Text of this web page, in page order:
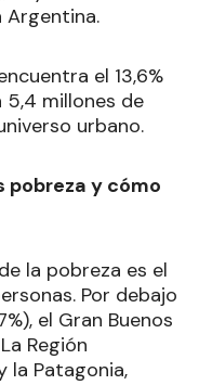
Argentina.
el 13,6%
5,4 millones de
urbano.
pobreza y cómo
la pobreza es el
Por debajo
el Gran Buenos
Región
la Patagonia,